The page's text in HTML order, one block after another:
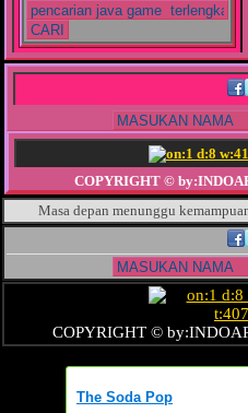
COPYRIGHT ©
Masa depan menunggu
COPYRIGHT ©
The Soda Pop